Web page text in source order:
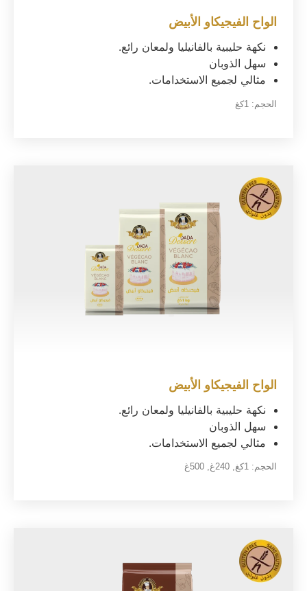
الواح الفيجيكاو الأبيض
نكهة حليبية بالفانيليا ولمعان رائع.
سهل الذوبان
مثالي لجميع الاستخدامات.
الحجم: 1كغ
الواح الفيجيكاو الأبيض
نكهة حليبية بالفانيليا ولمعان رائع.
سهل الذوبان
مثالي لجميع الاستخدامات.
الحجم: 1كغ , 240غ , 500غ